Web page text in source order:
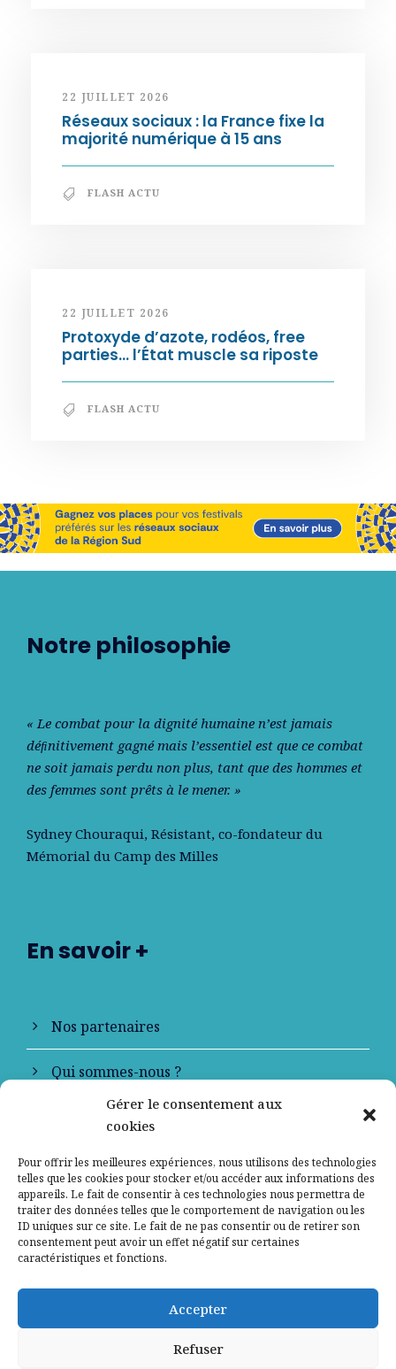
Gérer le consentement aux
cookies
Pour offrir les meilleures expériences, nous utilisons des technologies
telles que les cookies pour stocker et/ou accéder aux informations des
appareils. Le fait de consentir à ces technologies nous permettra de
traiter des données telles que le comportement de navigation ou les
ID uniques sur ce site. Le fait de ne pas consentir ou de retirer son
consentement peut avoir un effet négatif sur certaines
caractéristiques et fonctions.
Accepter
Refuser
22 JUILLET 2026
Réseaux sociaux : la France fixe la
majorité numérique à 15 ans
FLASH ACTU
22 JUILLET 2026
Protoxyde d’azote, rodéos, free
parties… l’État muscle sa riposte
FLASH ACTU
Notre philosophie
« Le combat pour la dignité humaine n’est jamais
déﬁnitivement gagné mais l’essentiel est que ce combat
ne soit jamais perdu non plus, tant que des hommes et
des femmes sont prêts à le mener. »
Sydney Chouraqui, Résistant, co-fondateur du
Mémorial du Camp des Milles
En savoir +
Nos partenaires
Qui sommes-nous ?
Contactez-nous
Mentions légales
Politique de confidentialité